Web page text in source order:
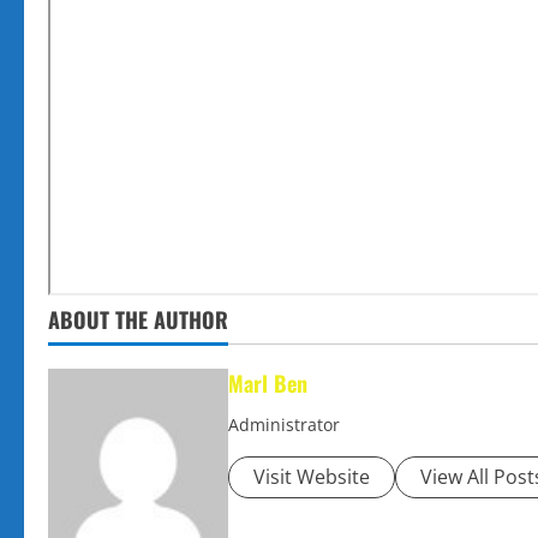
ABOUT THE AUTHOR
Marl Ben
Administrator
Visit Website View All